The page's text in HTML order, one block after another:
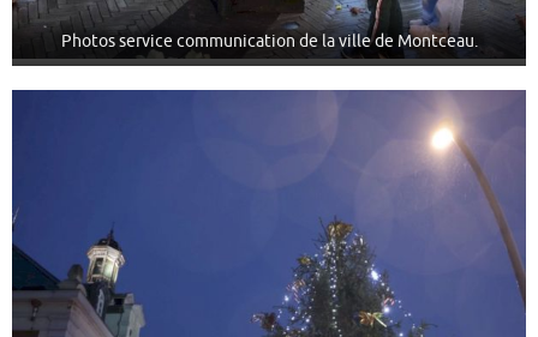
Photos service communication de la ville de Montceau.